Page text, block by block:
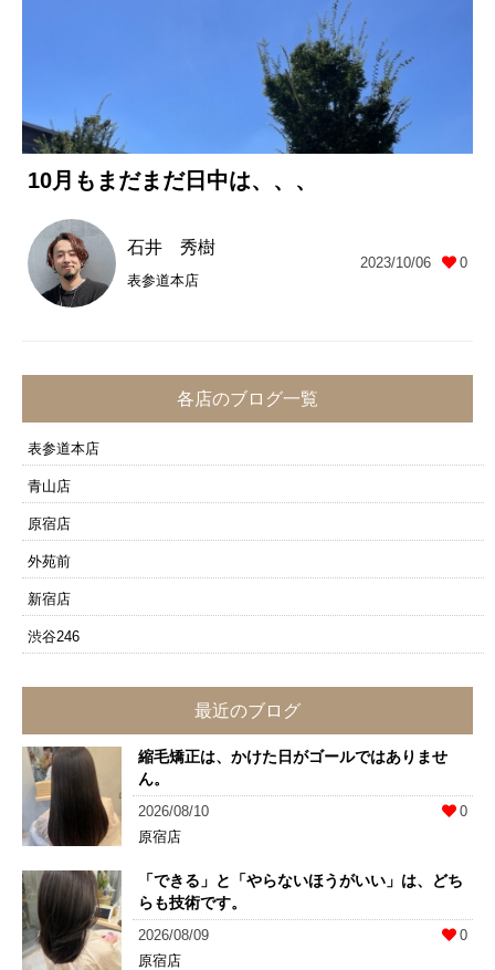
10月もまだまだ日中は、、、
石井 秀樹
表参道本店
2023/10/06 0
各店のブログ一覧
表参道本店
青山店
原宿店
外苑前
新宿店
渋谷246
最近のブログ
縮毛矯正は、かけた日がゴールではありませ
ん。
2026/08/10
0
原宿店
「できる」と「やらないほうがいい」は、どち
らも技術です。
2026/08/09
0
原宿店